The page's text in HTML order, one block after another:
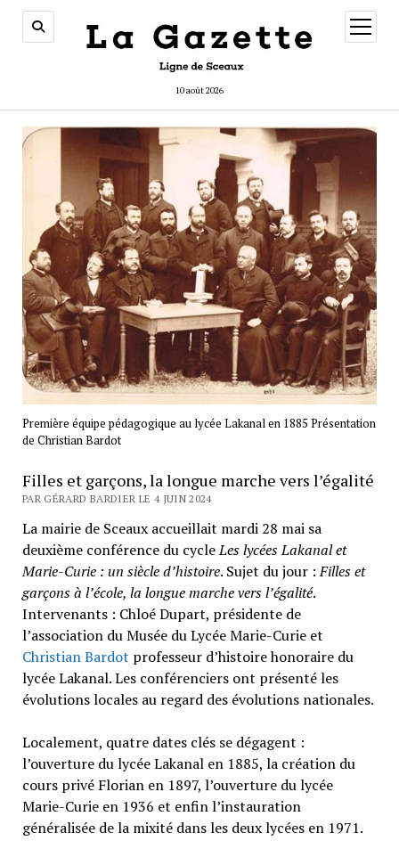
10 août 2026
ouvrir
menu
Première équipe pédagogique au lycée Lakanal en 1885 Présentation
de Christian Bardot
Filles et garçons, la longue marche vers l’égalité
PAR GÉRARD BARDIER LE 4 JUIN 2024
La mairie de Sceaux accueillait mardi 28 mai sa
deuxième conférence du cycleLes lycées Lakanal et
Marie-Curie : un siècle d’histoire. Sujet du jour :Filles et
garçons à l’école, la longue marche vers l’égalité.
Intervenants : Chloé Dupart, présidente de
l’association du Musée du Lycée Marie-Curie et
Christian Bardot professeur d’histoire honoraire du
lycée Lakanal. Les conférenciers ont présenté les
évolutions locales au regard des évolutions nationales.
Localement, quatre dates clés se dégagent :
l’ouverture du lycée Lakanal en 1885, la création du
cours privé Florian en 1897, l’ouverture du lycée
Marie-Curie en 1936 et enfin l’instauration
généralisée de la mixité dans les deux lycées en 1971.